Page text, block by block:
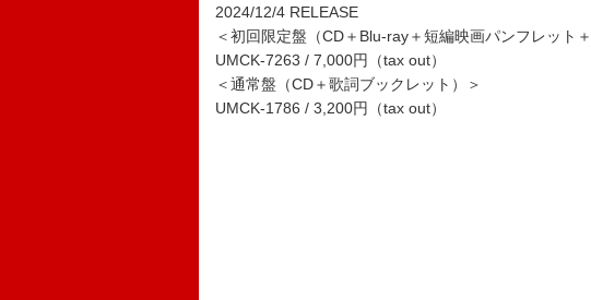
2024/12/4 RELEASE
＜初回限定盤（CD＋Blu-ray＋短編映画パンフレット
UMCK-7263 / 7,000円（tax out）
＜通常盤（CD＋歌詞ブックレット）＞
UMCK-1786 / 3,200円（tax out）